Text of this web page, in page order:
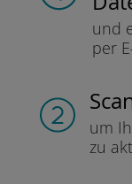
und
per
um
zu